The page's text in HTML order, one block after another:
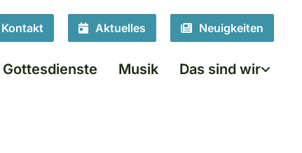
Neuigkeiten
Aktuelles
Kontakt
Gottesdienste Musik Das sind wir